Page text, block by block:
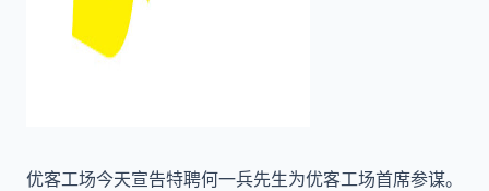
优客工场今天宣告特聘何一兵先生为优客工场首席参谋。